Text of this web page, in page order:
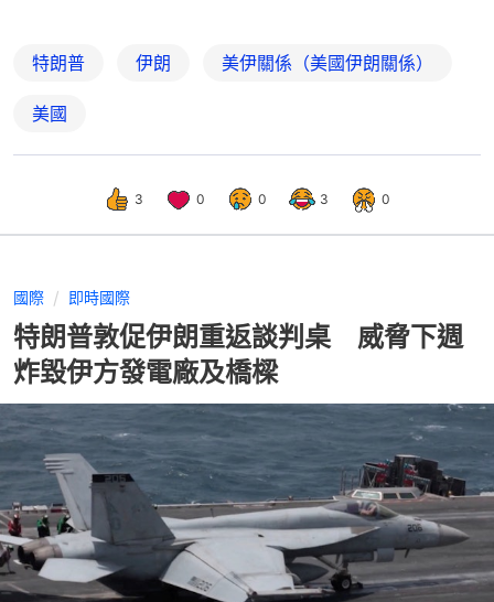
特朗普 伊朗 美伊關係（美國伊朗關係）
美國
3 0 0 3 0
國際 即時國際
特朗普敦促伊朗重返談判桌 威脅下週
炸毀伊方發電廠及橋樑